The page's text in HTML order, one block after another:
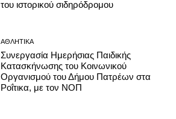
του ιστορικού σιδηρόδρομου
ΑΘΛΗΤΙΚΆ
Συνεργασία Ημερήσιας Παιδικής
Κατασκήνωσης του Κοινωνικού
Οργανισμού του Δήμου Πατρέων στα
Ροΐτικα, με τον ΝΟΠ